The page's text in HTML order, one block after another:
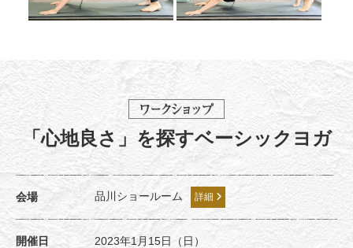
「心地良さ」を探すベーシックヨガ
会場 品川ショールーム 詳細
開催日 2023年1月15日（日）